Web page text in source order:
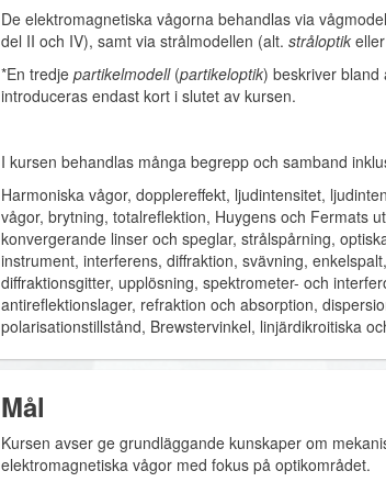
De elektromagnetiska vågorna behandlas via
del II och IV), samt via strålmodellen (alt. stråloptikeller
*En tredje partikelmodell(partikeloptik) beskriver bland
introduceras endast kort i slutet av kursen.
I kursen behandlas många begrepp och samband
Harmoniska vågor, dopplereffekt, ljudintensitet,
vågor, brytning, totalreflektion, Huygens och Fermats
konvergerande linser och speglar, strålspårning,
instrument, interferens, diffraktion, svävning,
diffraktionsgitter, upplösning, spektrometer- och
antireflektionslager, refraktion och absorption,
polarisationstillstånd, Brewstervinkel, linjärdikroitiska
Mål
Kursen avser ge grundläggande kunskaper om
elektromagnetiska vågor med fokus på optikområdet.